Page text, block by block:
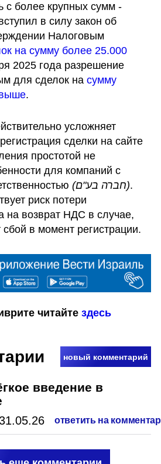
с более крупных сумм -
в силу закон об
Налоговым
на сумму более 25.000
2025 года разрешение
для сделок на сумму
.
усложняет
сделки на сайте
простотой не
для компаний с
(חברה בע"ם).
риск потери
на возврат НДС в случае,
в момент регистрации.
читайте здесь
новый комментарий
введение в
ответить на